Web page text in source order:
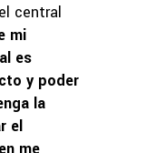
central
mi
es
y poder
la
el
me